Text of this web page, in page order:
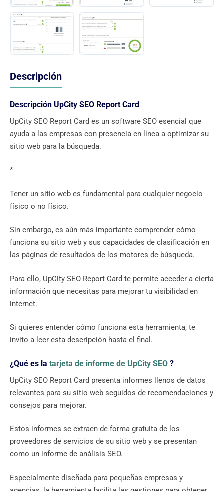
Descripción
Descripción UpCity SEO Report Card
UpCity SEO Report Card es un software SEO esencial que
ayuda a las empresas con presencia en línea a optimizar su
sitio web para la búsqueda.
*
Tener un sitio web es fundamental para cualquier negocio
físico o no físico.
Sin embargo, es aún más importante comprender cómo
funciona su sitio web y sus capacidades de clasificación en
las páginas de resultados de los motores de búsqueda.
Para ello, UpCity SEO Report Card te permite acceder a cierta
información que necesitas para mejorar tu visibilidad en
internet.
Si quieres entender cómo funciona esta herramienta, te
invito a leer esta descripción hasta el final.
¿Qué es la tarjeta de informe de UpCity SEO ?
UpCity SEO Report Card presenta informes llenos de datos
relevantes para su sitio web seguidos de recomendaciones y
consejos para mejorar.
Estos informes se extraen de forma gratuita de los
proveedores de servicios de su sitio web y se presentan
como un informe de análisis SEO.
Especialmente diseñada para pequeñas empresas y